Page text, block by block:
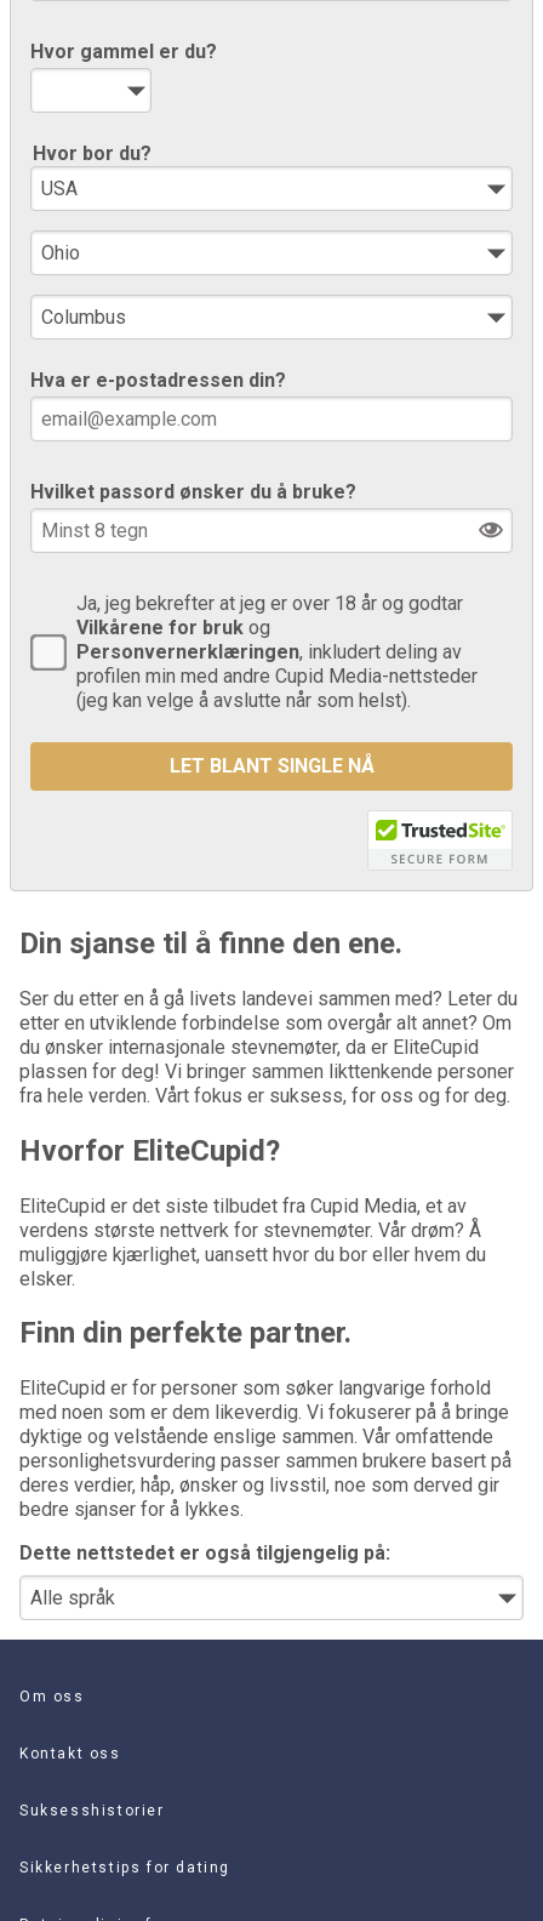
Hvor gammel er du?
Hvor bor du?
Hva er e-postadressen din?
Hvilket passord ønsker du å bruke?
Ja, jeg bekrefter at jeg er over 18 år og godtar
Vilkårene for bruk og
Personvernerklæringen, inkludert deling av
profilen min med andre Cupid Media-nettsteder
(jeg kan velge å avslutte når som helst).
Din sjanse til å finne den ene.
Ser du etter en å gå livets landevei sammen med? Leter du
etter en utviklende forbindelse som overgår alt annet? Om
du ønsker internasjonale stevnemøter, da er EliteCupid
plassen for deg! Vi bringer sammen likttenkende personer
fra hele verden. Vårt fokus er suksess, for oss og for deg.
Hvorfor EliteCupid?
EliteCupid er det siste tilbudet fra Cupid Media, et av
verdens største nettverk for stevnemøter. Vår drøm? Å
muliggjøre kjærlighet, uansett hvor du bor eller hvem du
elsker.
Finn din perfekte partner.
EliteCupid er for personer som søker langvarige forhold
med noen som er dem likeverdig. Vi fokuserer på å bringe
dyktige og velstående enslige sammen. Vår omfattende
personlighetsvurdering passer sammen brukere basert på
deres verdier, håp, ønsker og livsstil, noe som derved gir
bedre sjanser for å lykkes.
Dette nettstedet er også tilgjengelig på:
Om oss
Kontakt oss
Suksesshistorier
Sikkerhetstips for dating